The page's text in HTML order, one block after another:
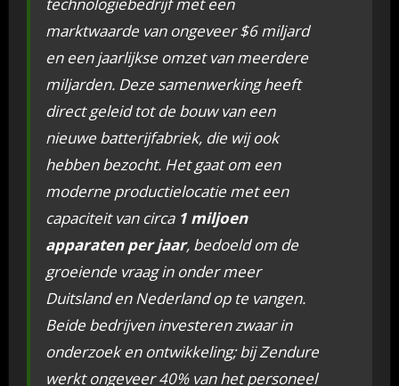
marktwaarde van ongeveer $6 miljard
en een jaarlijkse omzet van meerdere
miljarden. Deze samenwerking heeft
direct geleid tot de bouw van een
nieuwe batterijfabriek, die wij ook
hebben bezocht. Het gaat om een
moderne productielocatie met een
capaciteit van circa 1 miljoen
apparaten per jaar, bedoeld om de
groeiende vraag in onder meer
Duitsland en Nederland op te vangen.
Beide bedrijven investeren zwaar in
onderzoek en ontwikkeling; bij Zendure
werkt ongeveer 40% van het personeel